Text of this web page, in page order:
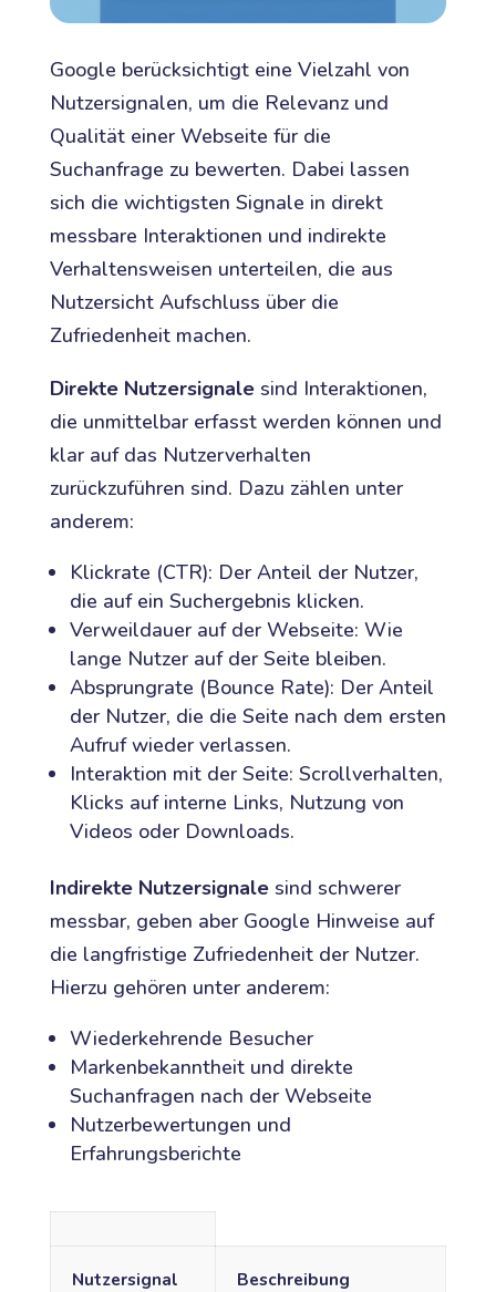
Google berücksichtigt eine Vielzahl von
Nutzersignalen, um die Relevanz und
Qualität einer Webseite für die
Suchanfrage zu bewerten. Dabei lassen
sich die wichtigsten Signale in direkt
messbare Interaktionen und indirekte
Verhaltensweisen unterteilen, die aus
Nutzersicht Aufschluss über die
Zufriedenheit machen.
Direkte Nutzersignalesind Interaktionen,
die unmittelbar erfasst werden können und
klar auf das Nutzerverhalten
zurückzuführen sind. Dazu zählen unter
anderem:
Klickrate (CTR): Der Anteil der Nutzer,
die auf ein Suchergebnis klicken.
Verweildauer auf der Webseite: Wie
lange Nutzer auf der Seite bleiben.
Absprungrate (Bounce Rate): Der Anteil
der Nutzer, die die Seite nach dem ersten
Aufruf wieder verlassen.
Interaktion mit der Seite: Scrollverhalten,
Klicks auf interne Links, Nutzung von
Videos oder Downloads.
Indirekte Nutzersignalesind schwerer
messbar, geben aber Google Hinweise auf
die langfristige Zufriedenheit der Nutzer.
Hierzu gehören unter anderem:
Wiederkehrende Besucher
Markenbekanntheit und direkte
Suchanfragen nach der Webseite
Nutzerbewertungen und
Erfahrungsberichte
Nutzersignal Beschreibung